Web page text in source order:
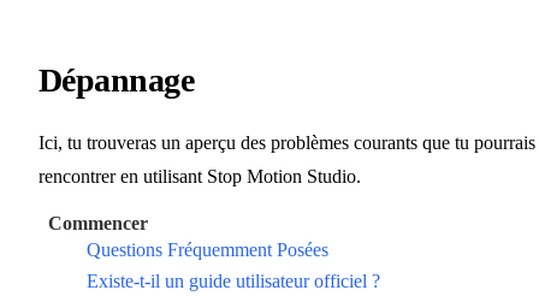
Dépannage
Ici, tu trouveras un aperçu des problèmes courants que tu pourrais
rencontrer en utilisant Stop Motion Studio.
Commencer
Questions Fréquemment Posées
Existe-t-il un guide utilisateur officiel ?